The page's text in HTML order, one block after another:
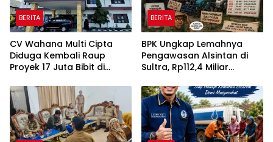
BERITA
CV Wahana Multi Cipta
Diduga Kembali Raup
Proyek 17 Juta Bibit di
Kasus Rp26 Miliar,
Kasipenkum: Kami
Menunggu P21 dari Polda
Sultra
BERITA
BPK Ungkap Lemahnya
Pengawasan Alsintan di
Sultra, Rp112,4 Miliar
Pemanfaatannya